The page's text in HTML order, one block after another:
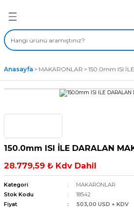
ÇEŞİTLERİ
FANLAR
FANLAR
Anasayfa MAKARONLAR 150.0mm ISI
150.0mm ISI İLE DARALAN
28.779,59 ₺ Kdv Dahil
Kategori
MAKARONLAR
Stok Kodu
18542
Fiyat
503,00 USD + KDV